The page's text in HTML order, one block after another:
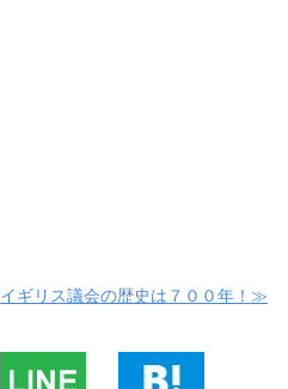
イギリス議会の歴史は７００年！≫